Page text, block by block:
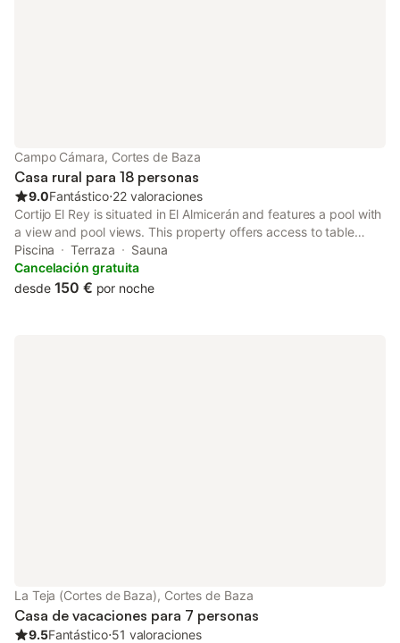
Campo Cámara, Cortes de Baza
Casa rural para 18 personas
9.0Fantástico⋅22 valoraciones
Cortijo El Rey is situated in El Almicerán and features a pool with
a view and pool views. This property offers access to table
tennis, darts and free private parking. The country house has
family rooms as well as facilities for disabled guests.
Piscina Terraza
Sauna
Cancelación gratuita
desde 150 € por noche
La Teja (Cortes de Baza), Cortes de Baza
Casa de vacaciones para 7 personas
9.5Fantástico⋅51 valoraciones